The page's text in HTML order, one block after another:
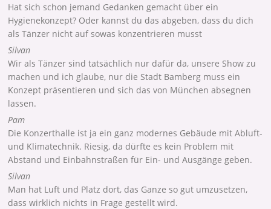
Hat sich schon jemand Gedanken gemacht über ein
Hygienekonzept? Oder kannst du das abgeben, dass du dich
als Tänzer nicht auf sowas konzentrieren musst
Silvan
Wir als Tänzer sind tatsächlich nur dafür da, unsere Show zu
machen und ich glaube, nur die Stadt Bamberg muss ein
Konzept präsentieren und sich das von München absegnen
lassen.
Pam
Die Konzerthalle ist ja ein ganz modernes Gebäude mit Abluft-
und Klimatechnik. Riesig, da dürfte es kein Problem mit
Abstand und Einbahnstraßen für Ein- und Ausgänge geben.
Silvan
Man hat Luft und Platz dort, das Ganze so gut umzusetzen,
dass wirklich nichts in Frage gestellt wird.